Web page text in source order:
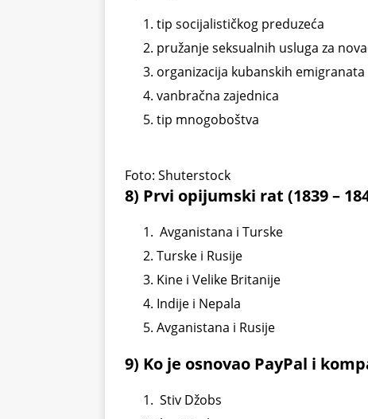
tip socijalističkog preduzeća
pružanje seksualnih usluga za
organizacija kubanskih emigranata
vanbračna zajednica
tip mnogoboštva
Foto: Shuterstock
8) Prvi opijumski rat (1839 –
Avganistana i Turske
Turske i Rusije
Kine i Velike Britanije
Indije i Nepala
Avganistana i Rusije
9) Ko je osnovao PayPal i
Stiv Džobs